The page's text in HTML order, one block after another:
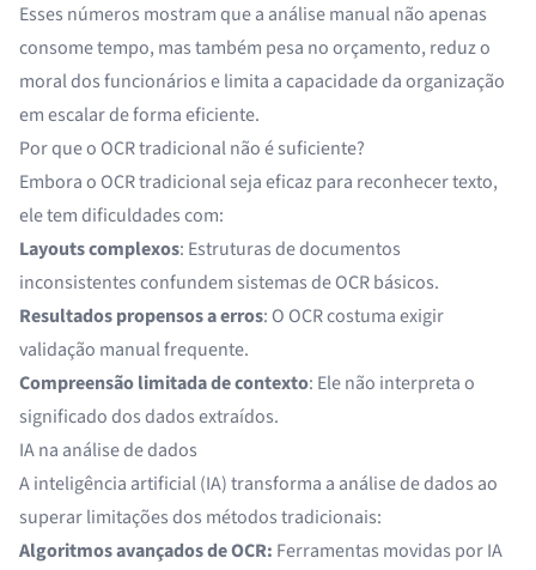
Esses números mostram que a análise manual não apenas
consome tempo, mas também pesa no orçamento, reduz o
moral dos funcionários e limita a capacidade da organização
em escalar de forma eficiente.
Por que o OCR tradicional não é suficiente?
Embora o OCR tradicionalseja eficaz para reconhecer texto,
ele tem dificuldades com:
Layouts complexos: Estruturas de documentos
inconsistentes confundem sistemas de OCR básicos.
Resultados propensos a erros: O OCR costuma exigir
validação manual frequente.
Compreensão limitada de contexto: Ele não interpreta o
significado dos dados extraídos.
IA na análise de dados
Ainteligência artificial (IA)transforma a análise de dados ao
superar limitações dos métodos tradicionais:
Algoritmos avançados de OCR: Ferramentas movidas por IA